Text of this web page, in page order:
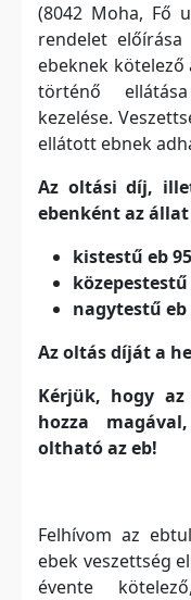
(8042 Moha, Fő
rendelet
ebeknek kötelező
történő
kezelése.
ellátott ebnek
Az oltási díj,
ebenként az
kistestű eb
közepestestű
nagytestű eb
Az oltás díját a
Kérjük, hogy
hozza
oltható az eb!
Felhívom az
ebek veszettség
évente